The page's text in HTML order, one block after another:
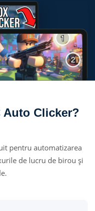
Auto Clicker?
pentru automatizarea
de lucru de birou și